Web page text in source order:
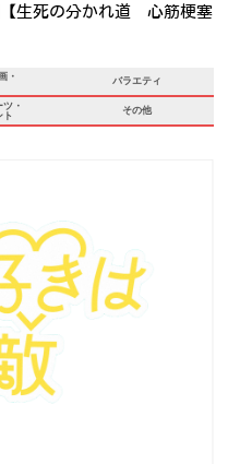
生死の分かれ道 心筋梗塞
・
バラエティ
・
ト
その他